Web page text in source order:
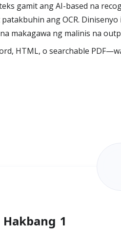
gamit ang AI-based na
ang OCR.
makagawa ng malinis na
HTML, o searchable
Hakbang 1